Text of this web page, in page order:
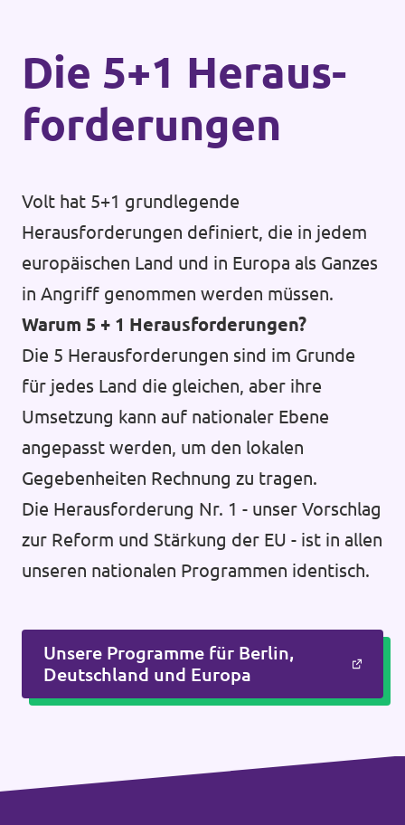
Die 5+1 Heraus­
forderungen
Volt hat 5+1 grundlegende
Herausforderungen definiert, die in jedem
europäischen Land und in Europa als Ganzes
in Angriff genommen werden müssen.
Warum 5 + 1 Herausforderungen?
Die 5 Herausforderungen sind im Grunde
für jedes Land die gleichen, aber ihre
Umsetzung kann auf nationaler Ebene
angepasst werden, um den lokalen
Gegebenheiten Rechnung zu tragen.
Die Herausforderung Nr. 1 - unser Vorschlag
zur Reform und Stärkung der EU - ist in allen
unseren nationalen Programmen identisch.
Unsere Programme für Berlin,
Deutschland und Europa